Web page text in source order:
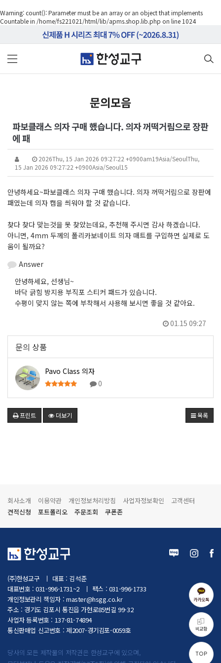
Warning: count(): Parameter must be an array or an object that implements
Countable in /home/fs221021/html/lib/apms.shop.lib.php on line 1024
문의모음
카카오톡
비교함
TOP
파보클래스 의자 구매 했습니다. 의자 꺼떡거림으로 장판
에 패
2026Thu, 15 Jan 2026 09:27:22 +0900am19Asia/SeoulThu,
15 Jan 2026 09:27:22 +0900Asia/Seoul15
안녕하세요~파보클래스 의자 구매 했습니다. 의자 꺼떡거림으로 장판에
패였는데 의자 캡을 씌워야 할 것 같습니다.
찾다 찾다 맞는것을 못 찾았는데요, 추천해 주시면 감사 하겠습니다.
아니면, 4mm 두께의 폴리카보네이트 의자 매트를 구입하면 실제로 도
움이 될까요?
Answer
안녕하세요, 선생님~
바닥 긁힘 방지용 부직포 스티커 패드가 있습니다.
수평이 맞지 않는 쪽에 부착해서 사용해 보시면 좋을 것 같아요.
01.15 09:27
문의 상품
Pavo Class 의자
0
프린트 더보기 목록
회사소개 이용약관 개인정보처리방침 사업자정보확인
고객센터
견적신청
포트폴리오 주문조회 쿠폰존
(주)한성교구
대표 : 김석준
대표번호 : 031-996-1731~2
팩스 : 031-996-1733
개인정보관리 책임자 : master@hsgg.co.kr
주소 : 경기도 김포시 통진읍 가현로85번길 99-32
사업자 등록번호 : 137-81-74894
통신판매업 신고번호 : 제2007-경기김포-0059호
당사의 모든 제작물의 저작권은 한성교구에 있으며,